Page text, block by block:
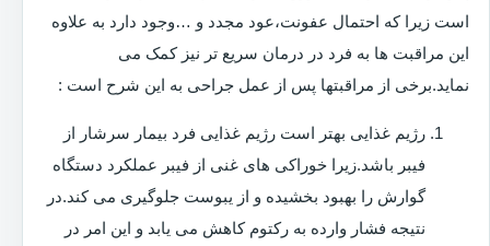
است زیرا که احتمال عفونت،عود مجدد و …وجود دارد به علاوه
این مراقبت ها به فرد در درمان سریع تر نیز کمک می
نماید.برخی از مراقبتها پس از عمل جراحی به این شرح است :
رژیم غذایی بهتر است رژیم غذایی فرد بیمار سرشار از
فیبر باشد.زیرا خوراکی های غنی از فیبر عملکرد دستگاه
گوارش را بهبود بخشیده و از یبوست جلوگیری می کند.در
نتیجه فشار وارده به رکتوم کاهش می یابد و این امر در